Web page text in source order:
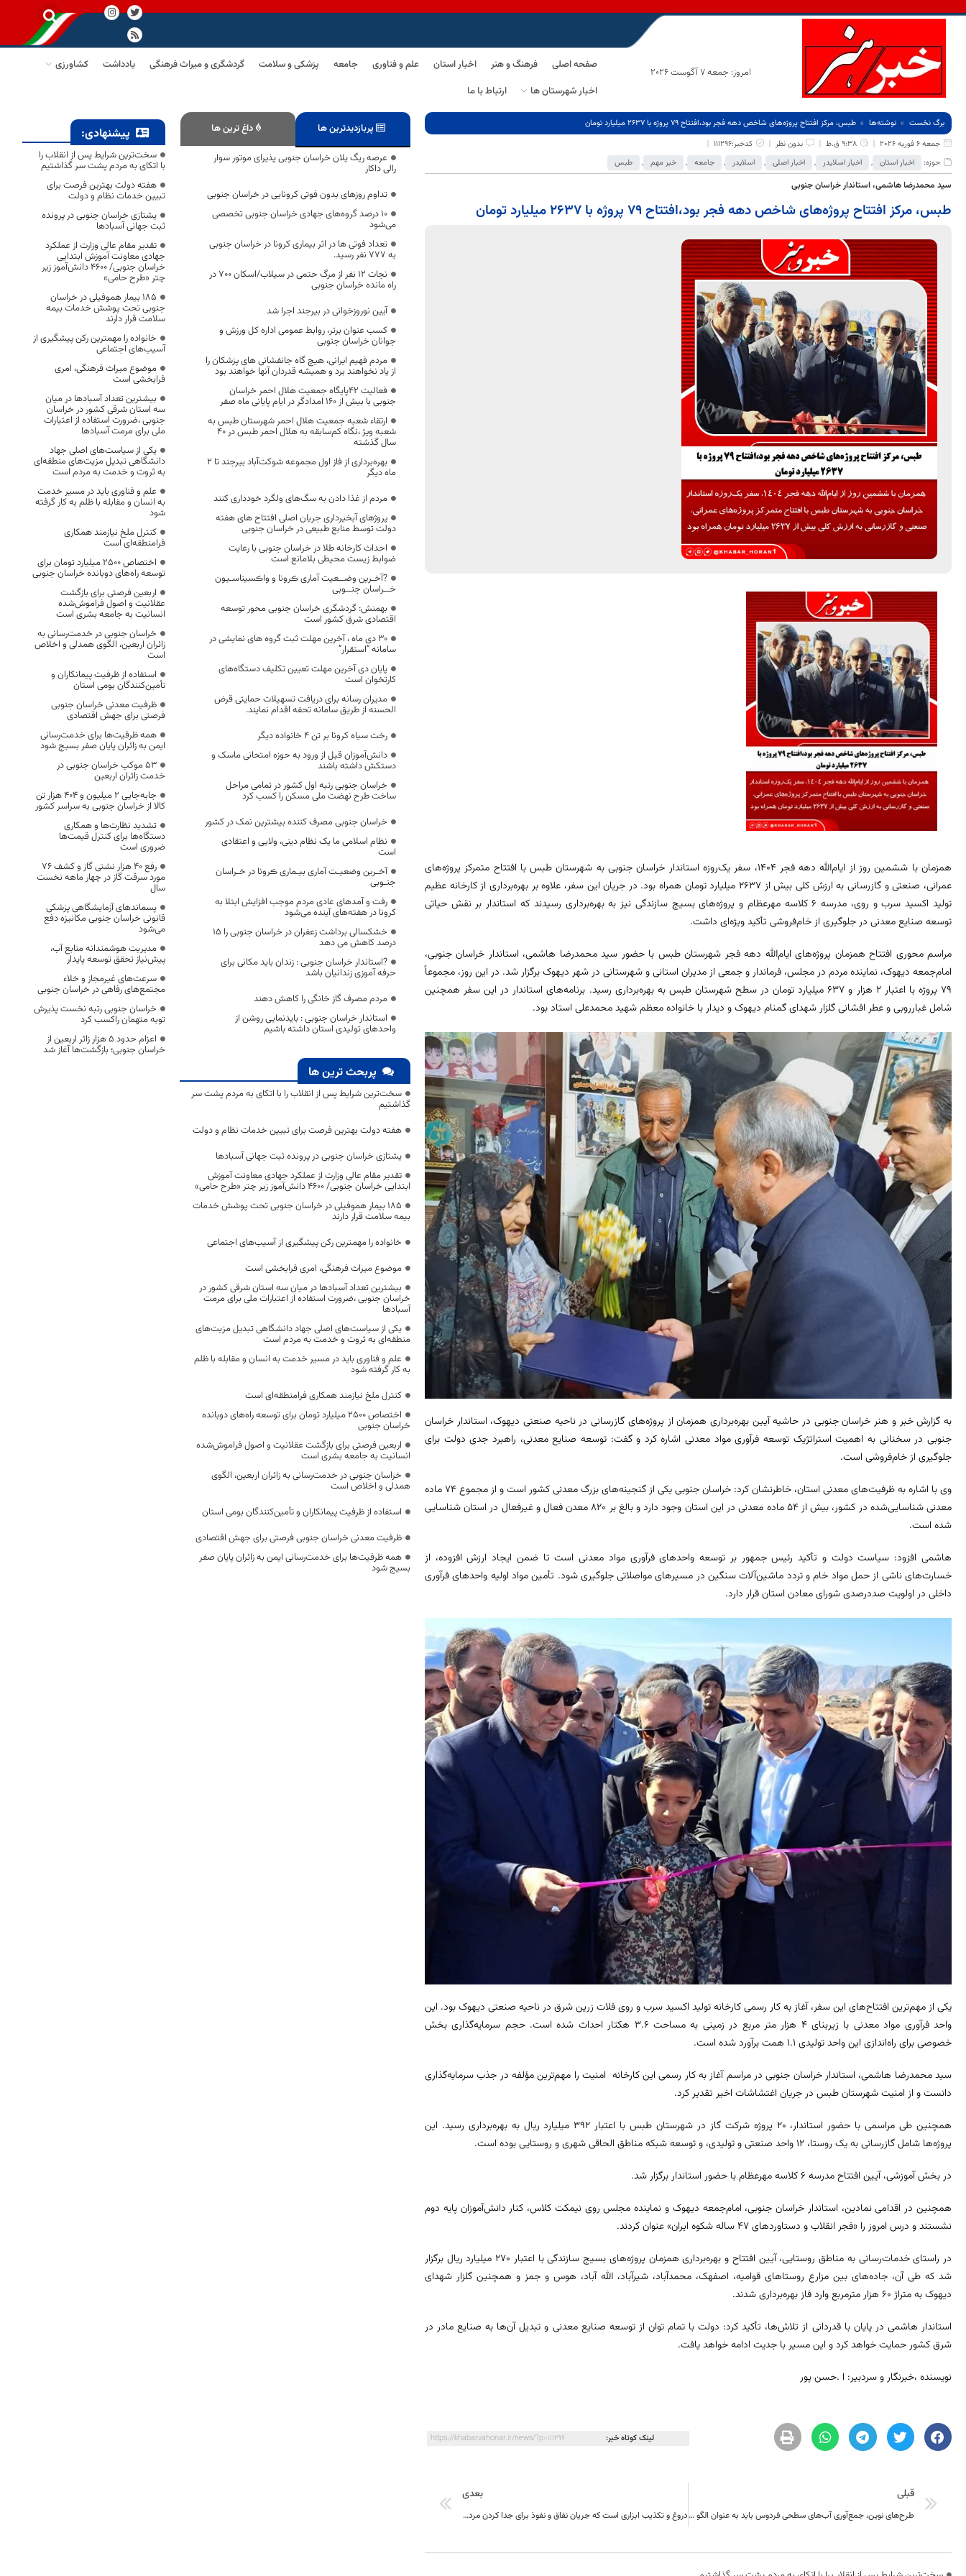
امروز: جمعه 7 آگوست 2026
صفحه اصلی فرهنگ و هنر اخبار استان علم و فناوری جامعه پزشکی و سلامت گردشگری و میراث فرهنگی یادداشت
کشاورزی
اخبار شهرستان ها
ارتباط با ما
برگ نخست نوشته‌ها
طبس، مرکز افتتاح پروژه‌های شاخص دهه فجر بود،افتتاح 79 پروژه با 2637 میلیارد تومان
جمعه 6 فوریه 2026
9:38 ق.ظ بدون نظر
کدخبر:111296
حوزه:
اخبار استان , اخبار اسلایدر , اخبار اصلی , اسلایدر , جامعه , خبر مهم , طبس
سید محمدرضا هاشمی، استاندار خراسان جنوبی
طبس، مرکز افتتاح پروژه‌های شاخص دهه فجر بود،افتتاح 79 پروژه با 2637 میلیارد تومان
همزمان با ششمین روز از ایام‌الله دهه فجر 1404، سفر یک‌روزه استاندار خراسان جنوبی به شهرستان طبس با افتتاح متمرکز پروژه‌های
عمرانی، صنعتی و گازرسانی به ارزش کلی بیش از 2637 میلیارد تومان همراه بود. در جریان این سفر، علاوه بر بهره‌برداری از کارخانه عظیم
تولید اکسید سرب و روی، مدرسه 6 کلاسه مهرعظام و پروژه‌های بسیج سازندگی نیز به بهره‌برداری رسیدند که استاندار بر نقش حیاتی
توسعه صنایع معدنی در جلوگیری از خام‌فروشی تأکید ویژه‌ای داشت.
مراسم محوری افتتاح همزمان پروژه‌های ایام‌الله دهه فجر شهرستان طبس با حضور سید محمدرضا هاشمی، استاندار خراسان جنوبی،
امام‌جمعه دیهوک، نماینده مردم در مجلس، فرماندار و جمعی از مدیران استانی و شهرستانی در شهر دیهوک برگزار شد. در این روز، مجموعاً
79 پروژه با اعتبار 2 هزار و 637 میلیارد تومان در سطح شهرستان طبس به بهره‌برداری رسید. برنامه‌های استاندار در این سفر همچنین
شامل غبارروبی و عطر افشانی گلزار شهدای گمنام دیهوک و دیدار با خانواده معظم شهید محمدعلی استاد بود.
به گزارش خبر و هنر خراسان جنوبی در حاشیه آیین بهره‌برداری همزمان از پروژه‌های گازرسانی در ناحیه صنعتی دیهوک، استاندار خراسان
جنوبی در سخنانی به اهمیت استراتژیک توسعه فرآوری مواد معدنی اشاره کرد و گفت: توسعه صنایع معدنی، راهبرد جدی دولت برای
جلوگیری از خام‌فروشی است.
وی با اشاره به ظرفیت‌های معدنی استان، خاطرنشان کرد: خراسان جنوبی یکی از گنجینه‌های بزرگ معدنی کشور است و از مجموع 74 ماده
معدنی شناسایی‌شده در کشور، بیش از 54 ماده معدنی در این استان وجود دارد و بالغ بر 820 معدن فعال و غیرفعال در استان شناسایی
شده است.
هاشمی افزود: سیاست دولت و تأکید رئیس جمهور بر توسعه واحدهای فرآوری مواد معدنی است تا ضمن ایجاد ارزش افزوده، از
خسارت‌های ناشی از حمل مواد خام و تردد ماشین‌آلات سنگین در مسیرهای مواصلاتی جلوگیری شود. تأمین مواد اولیه واحدهای فرآوری
داخلی در اولویت صددرصدی شورای معادن استان قرار دارد.
یکی از مهم‌ترین افتتاح‌های این سفر، آغاز به کار رسمی کارخانه تولید اکسید سرب و روی فلات زرین شرق در ناحیه صنعتی دیهوک بود. این
واحد فرآوری مواد معدنی با زیربنای 4 هزار متر مربع در زمینی به مساحت 3.6 هکتار احداث شده است. حجم سرمایه‌گذاری بخش
خصوصی برای راه‌اندازی این واحد تولیدی 1.1 همت برآورد شده است.
سید محمدرضا هاشمی، استاندار خراسان جنوبی در مراسم آغاز به کار رسمی این کارخانه امنیت را مهم‌ترین مؤلفه در جذب سرمایه‌گذاری
دانست و از امنیت شهرستان طبس در جریان اغتشاشات اخیر تقدیر کرد.
همچنین طی مراسمی با حضور استاندار، 20 پروژه شرکت گاز در شهرستان طبس با اعتبار 392 میلیارد ریال به بهره‌برداری رسید. این
پروژه‌ها شامل گازرسانی به یک روستا، 12 واحد صنعتی و تولیدی، و توسعه شبکه مناطق الحاقی شهری و روستایی بوده است.
در بخش آموزشی، آیین افتتاح مدرسه 6 کلاسه مهرعظام با حضور استاندار برگزار شد.
همچنین در اقدامی نمادین، استاندار خراسان جنوبی، امام‌جمعه دیهوک و نماینده مجلس روی نیمکت کلاس، کنار دانش‌آموزان پایه دوم
نشستند و درس امروز را «فجر انقلاب و دستاوردهای 47 ساله شکوه ایران» عنوان کردند.
در راستای خدمات‌رسانی به مناطق روستایی، آیین افتتاح و بهره‌برداری همزمان پروژه‌های بسیج سازندگی با اعتبار 270 میلیارد ریال برگزار
شد که طی آن، جاده‌های بین مزارع روستاهای قوامیه، اصفهک، محمدآباد، شیرآباد، الله آباد، هوس و جمز و همچنین گلزار شهدای
دیهوک به متراژ 60 هزار مترمربع وارد فاز بهره‌برداری شدند.
استاندار هاشمی در پایان با قدردانی از تلاش‌ها، تأکید کرد: دولت با تمام توان از توسعه صنایع معدنی و تبدیل آن‌ها به صنایع مادر در
شرق کشور حمایت خواهد کرد و این مسیر با جدیت ادامه خواهد یافت.
نویسنده ،خبرنگار و سردبیر: ا .حسن پور
لینک کوتاه خبر: https://khabarvahonar.ir/news/?p=111296
قبلی
طرح‌های نوین، جمع‌آوری آب‌های سطحی فردوس باید به عنوان الگو به سایر شهرهای استان معرفی شود
بعدی
دروغ و تکذیب ابزاری است که جریان نفاق و نفوذ برای جدا کردن مردم از ولایت از آن استفاده می‌کنند
پربازدیدترین ها داغ ترین ها
عرصه ریگ یلان خراسان جنوبی پذیرای موتور سوار
رالی داکار
تداوم روزهای بدون فوتی کرونایی در خراسان جنوبی
۱۰ درصد گروه‌های جهادی خراسان جنوبی تخصصی
می‌شود
تعداد فوتی ها در اثر بیماری کرونا در خراسان جنوبی
به 777 نفر رسید.
نجات 12 نفر از مرگ حتمی در سیلاب/اسکان 700 در
راه مانده خراسان جنوبی
آیین نوروزخوانی در بیرجند اجرا شد
کسب عنوان برتر، روابط عمومی اداره کل ورزش و
جوانان خراسان جنوبی
مردم فهیم ایرانی، هیچ گاه جانفشانی های پزشکان را
از یاد نخواهند برد و همیشه قدردان آنها خواهند بود
فعالیت 42پایگاه جمعیت هلال احمر خراسان
جنوبی با بیش از 160 امدادگر در ایام پایانی ماه صفر
ارتقاء شعبه جمعیت هلال احمر شهرستان طبس به
شعبه ویژ ،نگاه کم‌سابقه به هلال احمر طبس در ۴٠
سال گذشته
بهره‌برداری از فاز اول مجموعه شوکت‌آباد بیرجند تا ۲
ماه دیگر
مردم از غذا دادن به سگ‌های ولگرد خودداری کنند
پروژهای آبخیرداری جریان اصلی افتتاح های هفته
دولت توسط منابع طبیعی در خراسان جنوبی
احداث کارخانه طلا در خراسان جنوبی با رعایت
ضوابط زیست محیطی بلامانع است
?آخـرین وضــعیت آماری ڪرونا و واڪسیناسـیون
خــراسان جنــوبی
بهمنش: گردشگری خراسان جنوبی محور توسعه
اقتصادی شرق کشور است
30 دی ماه ، آخرین مهلت ثبت گروه های نمایشی در
سامانه “استقرار”
پایان دی آخرین مهلت تعیین تکلیف دستگاه‌های
کارتخوان است
مدیران رسانه برای دریافت تسهیلات حمایتی قرض
الحسنه از طریق سامانه تحفه اقدام نمایند.
رخت سیاه کرونا بر تن ۴ خانواده دیگر
دانش‌آموزان قبل از ورود به حوزه‌ امتحانی ماسک و
دستکش داشته باشند
خراسان جنوبی رتبه اول کشور در تمامی مراحل
ساخت طرح نهضت ملی مسکن را کسب کرد
خراسان جنوبی مصرف کننده بیشترین نمک در کشور
نظام اسلامی ما یک نظام دینی، ولایی و اعتقادی
است
آخـرین وضعیـت آماری بیـماری ڪرونا در خـراسان
جنـوبی
رفت و آمدهای عادی مردم موجب افزایش ابتلا به
کرونا در هفته‌های آینده می‌شود
خشکسالی برداشت زعفران در خراسان جنوبی را 15
درصد کاهش می دهد
?استاندار خراسان جنوبی : زندان باید مکانی برای
حرفه آموزی زندانیان باشد
مردم مصرف گاز خانگی را کاهش دهند
استاندار خراسان جنوبی : بایدنمایی روشن از
واحدهای تولیدی استان داشته باشیم
پربحث ترین ها
سخت‌ترین شرایط پس از انقلاب را با اتکای به مردم پشت سر
گذاشتیم
هفته دولت بهترین فرصت برای تبیین خدمات نظام و دولت
یشتازی خراسان جنوبی در پرونده ثبت جهانی آسبادها
تقدیر مقام عالی وزارت از عملکرد جهادی معاونت آموزش
ابتدایی خراسان جنوبی/ ۴۶۰۰ دانش‌آموز زیر چتر «طرح حامی»
۱۸۵ بیمار هموفیلی در خراسان جنوبی تحت پوشش خدمات
بیمه سلامت قرار دارند
خانواده را مهمترین رکن پیشگیری از آسیب‌های اجتماعی
موضوع میراث فرهنگی، امری فرابخشی است
بیشترین تعداد آسبادها در میان سه استان شرقی کشور در
خراسان جنوبی ،ضرورت استفاده از اعتبارات ملی برای مرمت
آسبادها
یکی از سیاست‌های اصلی جهاد دانشگاهی تبدیل مزیت‌های
منطقه‌ای به ثروت و خدمت به مردم است
علم و فناوری باید در مسیر خدمت به انسان و مقابله با ظلم
به کار گرفته شود
کنترل ملخ نیازمند همکاری فرامنطقه‌ای است
اختصاص 2500 میلیارد تومان برای توسعه راه‌های دوبانده
خراسان جنوبی
اربعین فرصتی برای بازگشت عقلانیت و اصول فراموش‌شده
انسانیت به جامعه بشری است
خراسان جنوبی در خدمت‌رسانی به زائران اربعین، الگوی
همدلی و اخلاص است
استفاده از ظرفیت پیمانکاران و تأمین‌کنندگان بومی استان
ظرفیت معدنی خراسان جنوبی فرصتی برای جهش اقتصادی
همه ظرفیت‌ها برای خدمت‌رسانی ایمن به زائران پایان صفر
بسیج شود
پیشنهادی:
سخت‌ترین شرایط پس از انقلاب را
با اتکای به مردم پشت سر گذاشتیم
هفته دولت بهترین فرصت برای
تبیین خدمات نظام و دولت
یشتازی خراسان جنوبی در پرونده
ثبت جهانی آسبادها
تقدیر مقام عالی وزارت از عملکرد
جهادی معاونت آموزش ابتدایی
خراسان جنوبی/ ۴۶۰۰ دانش‌آموز زیر
چتر «طرح حامی»
۱۸۵ بیمار هموفیلی در خراسان
جنوبی تحت پوشش خدمات بیمه
سلامت قرار دارند
خانواده را مهمترین رکن پیشگیری از
آسیب‌های اجتماعی
موضوع میراث فرهنگی، امری
فرابخشی است
بیشترین تعداد آسبادها در میان
سه استان شرقی کشور در خراسان
جنوبی ،ضرورت استفاده از اعتبارات
ملی برای مرمت آسبادها
یکی از سیاست‌های اصلی جهاد
دانشگاهی تبدیل مزیت‌های منطقه‌ای
به ثروت و خدمت به مردم است
علم و فناوری باید در مسیر خدمت
به انسان و مقابله با ظلم به کار گرفته
شود
کنترل ملخ نیازمند همکاری
فرامنطقه‌ای است
اختصاص 2500 میلیارد تومان برای
توسعه راه‌های دوبانده خراسان جنوبی
اربعین فرصتی برای بازگشت
عقلانیت و اصول فراموش‌شده
انسانیت به جامعه بشری است
خراسان جنوبی در خدمت‌رسانی به
زائران اربعین، الگوی همدلی و اخلاص
است
استفاده از ظرفیت پیمانکاران و
تأمین‌کنندگان بومی استان
ظرفیت معدنی خراسان جنوبی
فرصتی برای جهش اقتصادی
همه ظرفیت‌ها برای خدمت‌رسانی
ایمن به زائران پایان صفر بسیج شود
53 موکب خراسان جنوبی در
خدمت زائران اربعین
جابه‌جایی 2 میلیون و 404 هزار تن
کالا از خراسان جنوبی به سراسر کشور
تشدید نظارت‌ها و همکاری
دستگاه‌ها برای کنترل قیمت‌ها
ضروری است
رفع 40 هزار نشتی گاز و کشف 76
مورد سرقت گاز در چهار ماهه نخست
سال
پسماندهای آزمایشگاهی پزشکی
قانونی خراسان جنوبی مکانیزه دفع
می‌شود
مدیریت هوشمندانه منابع آب،
پیش‌نیاز تحقق توسعه پایدار
سرعت‌های غیرمجاز و خلاء
مجتمع‌های رفاهی در خراسان جنوبی
خراسان جنوبی رتبه نخست پذیرش
توبه متهمان راکسب کرد
اعزام حدود 5 هزار زائر اربعین از
خراسان جنوبی؛ بازگشت‌ها آغاز شد